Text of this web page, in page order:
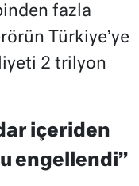
fazla
Türkiye’ye
2 trilyon
içeriden
engellendi”